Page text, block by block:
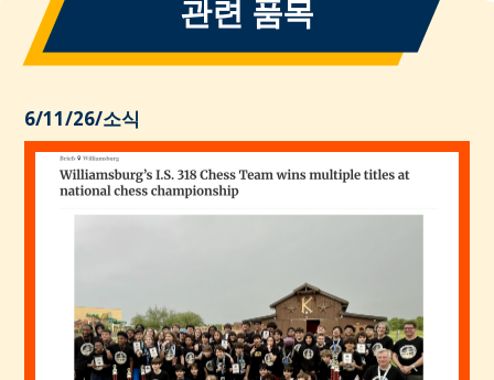
관련 품목
6/11/26/소식